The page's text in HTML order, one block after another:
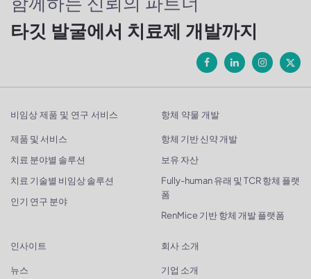
타깃 발굴에서 치료제 개발까지
비임상 제품 및 연구 서비스
제품 및 서비스
치료 분야별 솔루션
치료 기술별 비임상 솔루션
인기 연구 분야
항체 약물 개발
항체 기반 신약 개발
보유 자산
Fully-human 유래 및 TCR 항체 플랫
폼
RenMice 기반 항체 개발 플랫폼
인사이트
뉴스
회사 소개
기업 소개